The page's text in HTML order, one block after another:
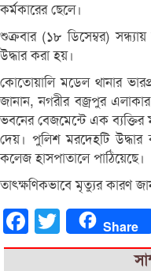
কর্মকারের ছেলে।
শুক্রবার (১৮ ডিসেম্বর)
উদ্ধার করা হয়।
কোতোয়ালি মডেল থানার
জানান, নগরীর বজ্রপুর
ভবনের বেজমেন্টে এক ব্যক্তির
দেয়। পুলিশ মরদেহটি উদ্ধার
কলেজ হাসপাতালে পাঠিয়েছে।
তাৎক্ষণিকভাবে মৃত্যুর কারণ
FacebookTwitter Share